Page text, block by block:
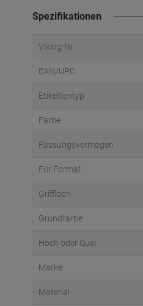
Spezifikationen
Viking-Nr.
EAN/UPC
Etikettentyp
Farbe
Fassungsvermögen
Für Format
Griffloch
Grundfarbe
Hoch oder Quer
Marke
Material